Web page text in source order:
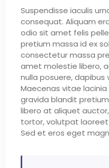
Suspendisse iaculis
consequat. Aliquam
odio sit amet felis
pretium massa id ex
consectetur massa
amet molestie libero,
nulla posuere, dapibus
Maecenas vitae lacinia
gravida blandit
libero at aliquet
tortor, volutpat laoreet
Sed et eros eget